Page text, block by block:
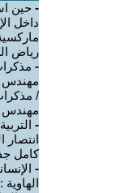
- حين
داخل
رياض
-
مهندس
/
مهندس
-
انتصار
كامل
-